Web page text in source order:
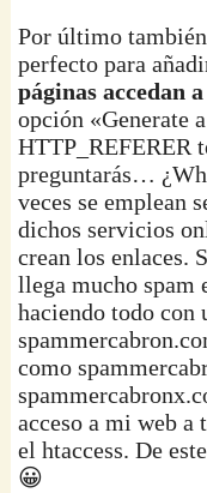
Por último
perfecto para
páginas accedan
opción «Generate
HTTP_REFERER
preguntarás…
veces se emplean
dichos servicios
crean los enlaces.
llega mucho spam
haciendo todo con
como
acceso a mi web a
el htaccess. De
😀